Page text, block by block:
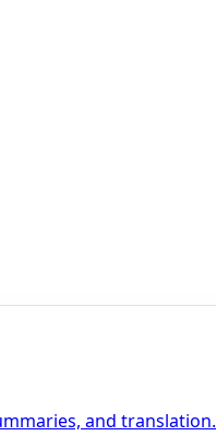
and translation.